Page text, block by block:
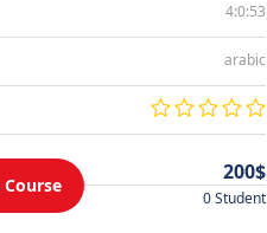
4:0:53
arabic
Course
200$
0 Student